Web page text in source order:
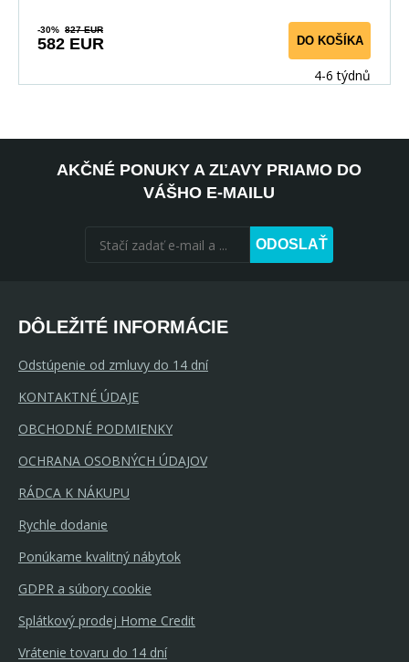
-30% 827 EUR
582 EUR DO KOŠÍKA
4-6 týdnů
AKČNÉ PONUKY A ZĽAVY PRIAMO DO
VÁŠHO E-MAILU
ODOSLAŤ
DÔLEŽITÉ INFORMÁCIE
Odstúpenie od zmluvy do 14 dní
KONTAKTNÉ ÚDAJE
OBCHODNÉ PODMIENKY
OCHRANA OSOBNÝCH ÚDAJOV
RÁDCA K NÁKUPU
Rychle dodanie
Ponúkame kvalitný nábytok
GDPR a súbory cookie
Splátkový prodej Home Credit
Vrátenie tovaru do 14 dní